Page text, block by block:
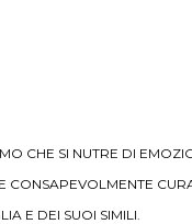
CHE SI NUTRE DI
CONSAPEVOLMENTE
E DEI SUOI SIMILI.